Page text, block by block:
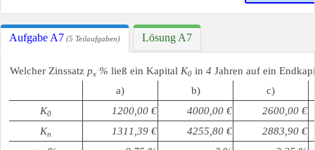
Aufgabe A7 (5 Teilaufgaben) Lösung A7
Welcher Zinssatz px % ließ ein Kapital K0 in 4 Jahren auf ein
a)
b)
c)
K0 1200,00 € 4000,00 €
2600,00 €
Kn 1311,39 € 4255,80 €
2883,90 €